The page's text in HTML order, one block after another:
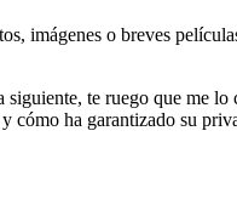
imágenes o breves
te ruego que me
cómo ha garantizado su